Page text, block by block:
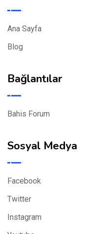
Ana Sayfa
Blog
Bağlantılar
Bahis Forum
Sosyal Medya
Facebook
Twitter
Instagram